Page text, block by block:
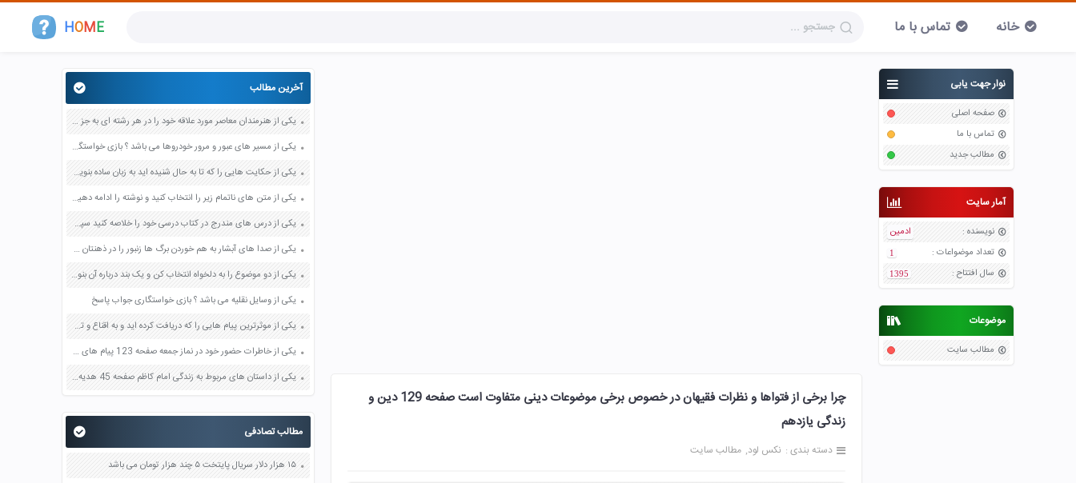
HOME خانه تماس با ما
نوار جهت یابی
صفحه اصلی
تماس با ما
مطالب جدید
آمار سایت
نویسنده :
ادمین
تعداد موضواعات :
1
سال افتتاح :
1395
موضوعات
مطالب سایت
چرا برخی از فتواها و نظرات فقیهان در خصوص برخی موضوعات دینی متفاوت است صفحه 129 دین و
زندگی یازدهم
دسته بندی : نکس لود مطالب سایت
آخرین مطالب
یکی از هنرمندان معاصر مورد علاقه خود را در هر رشته ای به جز عکاسی صفحه 69 فرهنگ و هنر نهم
یکی از مسیر های عبور و مرور خودروها می باشد ؟ بازی خواستگاری جواب پاسخ
یکی از حکایت هایی را که تا به حال شنیده اید به زبان ساده بنویسید صفحه 97 نگارش ششم دبستان
یکی از متن های ناتمام زیر را انتخاب کنید و نوشته را ادامه دهید صفحه 73 و 74 کتاب نگارش فارسی پنجم دبستان
یکی از درس های مندرج در کتاب درسی خود را خلاصه کنید سپس متن خلاصه شده را با بهره گیری از روش های دسته بندی نمودار جدول نقشه مفهومی نشان دهید صفحه 118 نگارش یازدهم
یکی از صدا های آبشار به هم خوردن برگ ها زنبور را در ذهنتان مجسم کنید و درباره آن یک بند بنویسید صفحه 11 نگارش پنجم
یکی از دو موضوع را به دلخواه انتخاب کن و یک بند درباره آن بنویس صفحه 35 کتاب نگارش فارسی سوم
یکی از وسایل نقلیه می باشد ؟ بازی خواستگاری جواب پاسخ
یکی از موثرترین پیام هایی را که دریافت کرده اید و به اقناع و تغییری جدی در شما منجر شده است برسی کنید و علت این تاثیر گذاری قابل توجه را بنویسید صفحه 52 تفکر و سواد رسانه ای دهم
یکی از خاطرات حضور خود در نماز جمعه صفحه 123 پیام های آسمان هفتم
یکی از داستان های مربوط به زندگی امام کاظم صفحه 45 هدیه های آسمان چهارم
مطالب تصادفی
۱۵ هزار دلار سریال پایتخت ۵ چند هزار تومان می باشد